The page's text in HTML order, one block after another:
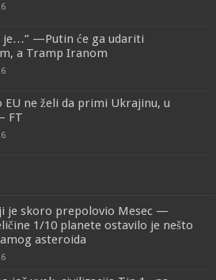
je…” —Putin će ga udariti
a Tramp Iranom
EU ne želi da primi Ukrajinu, u
FT
je skoro prepolovio Mesec —
1/10 planete ostavilo je nešto
asteroida